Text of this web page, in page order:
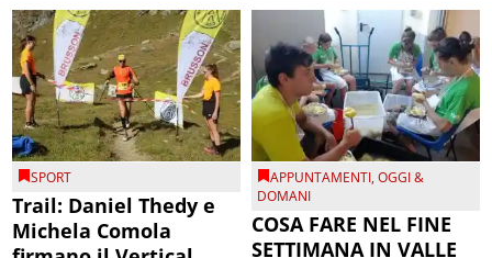
SPORT
Trail: Daniel Thedy e
Michela Comola
APPUNTAMENTI,OGGI &
DOMANI
COSA FARE NEL FINE
SETTIMANA IN VALLE